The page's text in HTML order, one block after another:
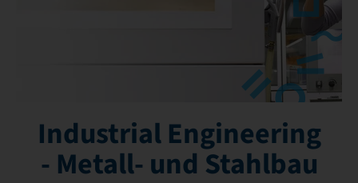
Industrial Engineering
- Metall- und Stahlbau